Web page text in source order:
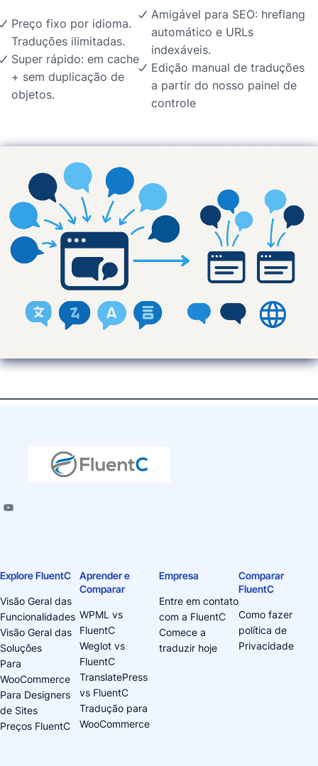
Preço fixo por idioma.
Traduções ilimitadas.
Super rápido: em cache
+ sem duplicação de
objetos.
Amigável para SEO: hreflang
automático e URLs
indexáveis.
Edição manual de traduções
a partir do nosso painel de
controle
Explore FluentC
Visão Geral das
Funcionalidades
Visão Geral das
Soluções
Para
WooCommerce
Para Designers
de Sites
Preços FluentC
Aprender e
Comparar
WPML vs
FluentC
Weglot vs
FluentC
TranslatePress
vs FluentC
Tradução para
WooCommerce
Empresa
Entre em contato
com a FluentC
Comece a
traduzir hoje
Comparar
FluentC
Como fazer
política de
Privacidade